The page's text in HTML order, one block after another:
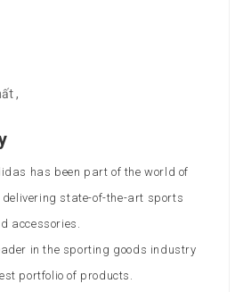
,
has been part of the world of
delivering state-of-the-art sports
accessories.
in the sporting goods industry
portfolio of products.